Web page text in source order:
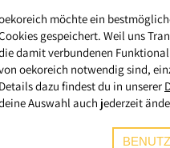
möchte ein
gespeichert. Weil uns
damit verbundenen
oekoreich notwendig sind,
Details dazu findest du in unserer
Auswahl auch jederzeit